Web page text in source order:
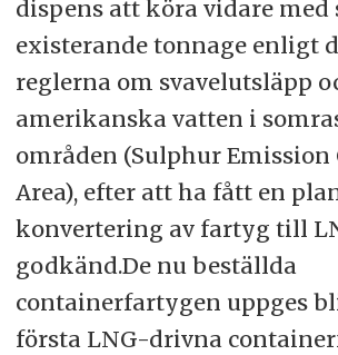
dispens att köra vidare med
existerande tonnage enligt
reglerna om svavelutsläpp
amerikanska vatten i
områden (Sulphur Emission
Area), efter att ha fått en
konvertering av fartyg till
godkänd.De nu beställda
containerfartygen uppges
första LNG-drivna